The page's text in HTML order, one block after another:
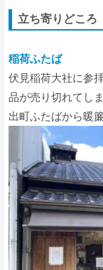
立ち寄りどころ
稲荷ふたば
伏見稲荷大社に参
品が売り切れてし
出町ふたばから暖